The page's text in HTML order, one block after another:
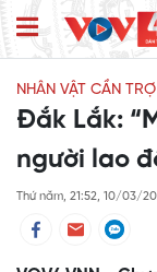
NHÂN VẬT CẦN
Đắk Lắk:
người lao
Thứ năm, 21:52, 10/03/